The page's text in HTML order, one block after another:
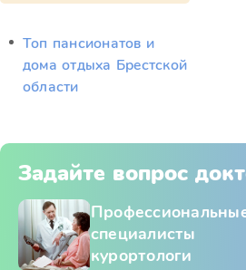
Топ пансионатов и
дома отдыха Брестской
области
Задайте вопрос
специалисты
курортологи